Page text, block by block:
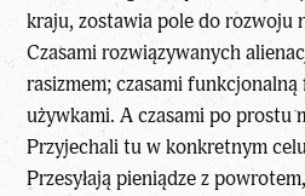
kraju, zostawia pole do rozwoju
Czasami rozwiązywanych
rasizmem; czasami
używkami. A czasami po prostu
Przyjechali tu w konkretnym
Przesyłają pieniądze z